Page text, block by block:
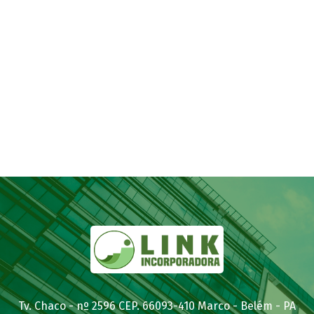
Tv. Chaco - nº 2596 CEP. 66093-410 Marco - Belém - PA